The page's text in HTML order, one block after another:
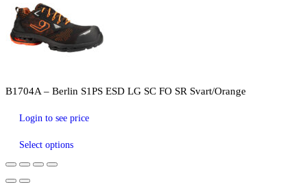
B1704A – Berlin S1PS ESD LG SC FO SR Svart/Orange
Login to see price
Select options